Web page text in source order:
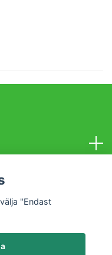
"Endast